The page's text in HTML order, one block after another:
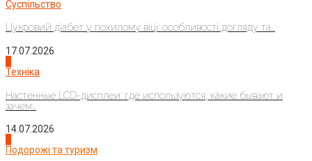
Суспільство
Цукровий діабет у похилому віці: особливості догляду та...
17.07.2026
Техніка
Настенные LCD-дисплеи: где используются, какие бывают и
зачем...
14.07.2026
Подорожі та туризм